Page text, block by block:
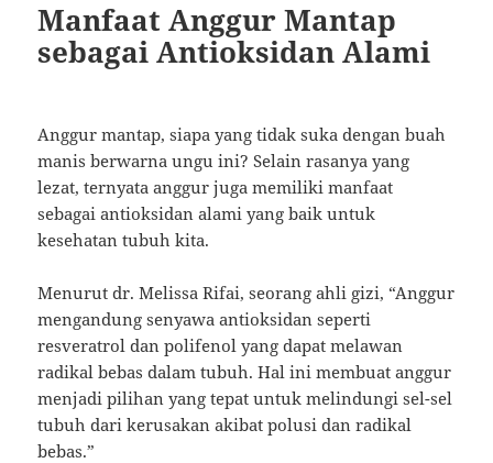
Manfaat Anggur Mantap
sebagai Antioksidan Alami
Anggur mantap, siapa yang tidak suka dengan buah
manis berwarna ungu ini? Selain rasanya yang
lezat, ternyata anggur juga memiliki manfaat
sebagai antioksidan alami yang baik untuk
kesehatan tubuh kita.
Menurut dr. Melissa Rifai, seorang ahli gizi, “Anggur
mengandung senyawa antioksidan seperti
resveratrol dan polifenol yang dapat melawan
radikal bebas dalam tubuh. Hal ini membuat anggur
menjadi pilihan yang tepat untuk melindungi sel-sel
tubuh dari kerusakan akibat polusi dan radikal
bebas.”